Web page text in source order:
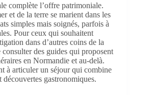
complète l’offre patrimoniale.
et de la terre se marient dans les
simples mais soignés, parfois à
Pour ceux qui souhaitent
dans d’autres coins de la
des guides qui proposent
en Normandie et au-delà.
à articuler un séjour qui combine
gastronomiques.